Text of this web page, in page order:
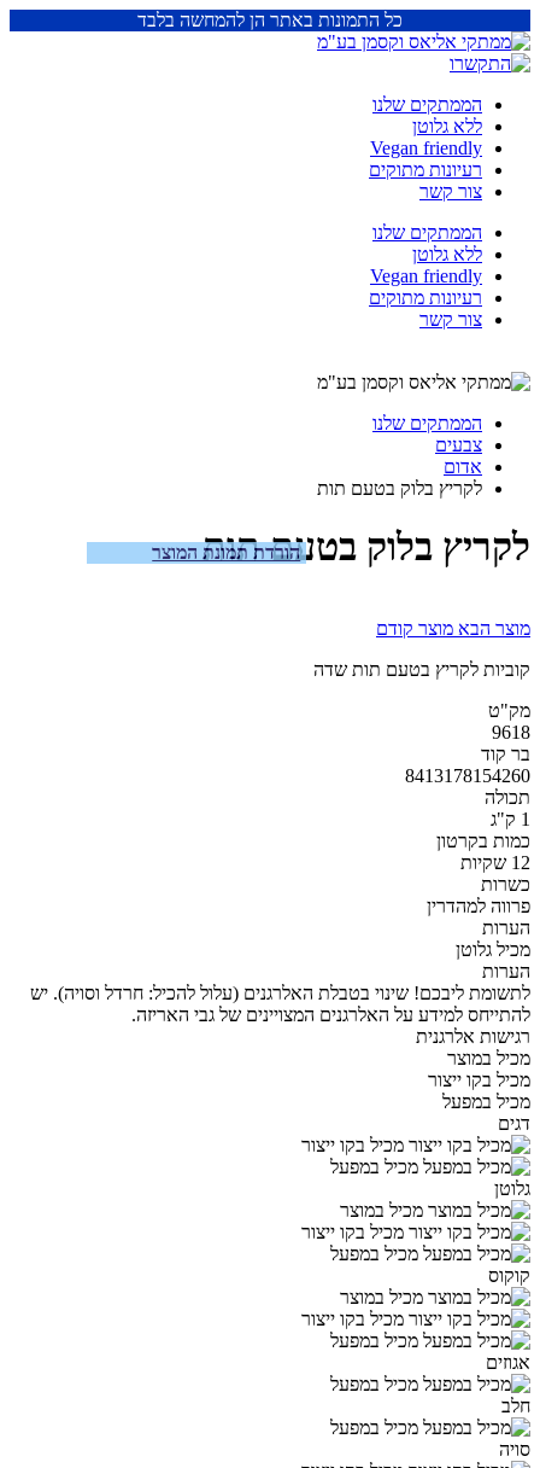
כל התמונות באתר הן להמחשה בלבד
הממתקים שלנו
ללא גלוטן
Vegan friendly
רעיונות מתוקים
צור קשר
הממתקים שלנו
ללא גלוטן
Vegan friendly
רעיונות מתוקים
צור קשר
הממתקים שלנו
צבעים
אדום
לקריץ בלוק בטעם תות
לקריץ בלוק בטעם תות
הורדת תמונת המוצר
מוצר הבא מוצר קודם
קוביות לקריץ בטעם תות שדה
מק"ט
9618
בר קוד
8413178154260
תכולה
1 ק"ג
כמות בקרטון
12 שקיות
כשרות
פרווה למהדרין
הערות
מכיל גלוטן
הערות
לתשומת ליבכם! שינוי בטבלת האלרגנים (עלול להכיל: חרדל וסויה). יש
להתייחס למידע על האלרגנים המצויינים של גבי האריזה.
רגישות אלרגנית
מכיל במוצר
מכיל בקו ייצור
מכיל במפעל
דגים
מכיל בקו ייצור
מכיל במפעל
גלוטן
מכיל במוצר
מכיל בקו ייצור
מכיל במפעל
קוקוס
מכיל במוצר
מכיל בקו ייצור
מכיל במפעל
אגוזים
מכיל במפעל
חלב
מכיל במפעל
סויה